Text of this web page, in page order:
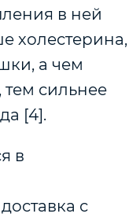
в ней
холестерина,
а чем
сильнее
[4].
в
с